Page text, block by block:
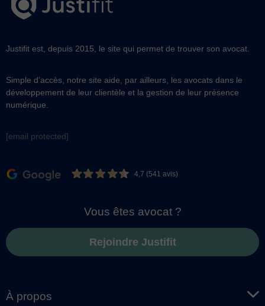
Justifit est, depuis 2015, le site qui permet de trouver son avocat.
Simple d’accès, notre site aide, par ailleurs, les avocats dans le
développement de leur clientèle et la gestion de leur présence
numérique.
[email protected]
4,7 (541 avis)
Vous êtes avocat ?
Rejoindre Justifit
À propos